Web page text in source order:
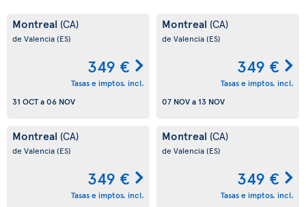
Montreal (CA)
de Valencia(ES)
349 €
Tasas e imptos. incl.
31 OCTa06 NOV
Montreal (CA)
de Valencia(ES)
349 €
Tasas e imptos. incl.
07 NOVa 13 NOV
Montreal (CA)
de Valencia(ES)
349 €
Tasas e imptos. incl.
Montreal (CA)
de Valencia(ES)
349 €
Tasas e imptos. incl.